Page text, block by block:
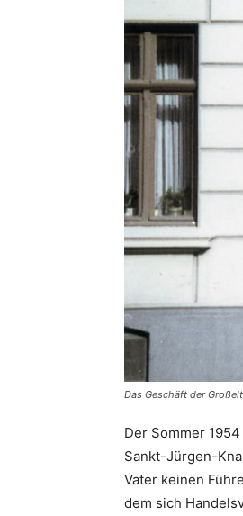
Das Geschäft der
Der Sommer
Sankt-Jürgen-
Vater keinen
dem sich